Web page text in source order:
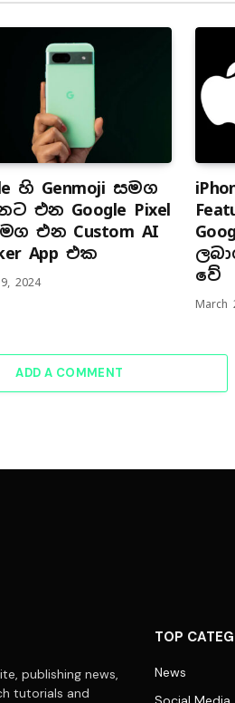
හි Genmoji සමග
එන Google Pixel
එන Custom AI
App එක
2024
වේ
March
ADD A COMMENT
publishing news,
tutorials and
TOP
News